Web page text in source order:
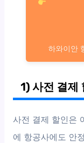
하와이안
1) 사전 결제
사전 결제 할인은
에 항공사에도 안